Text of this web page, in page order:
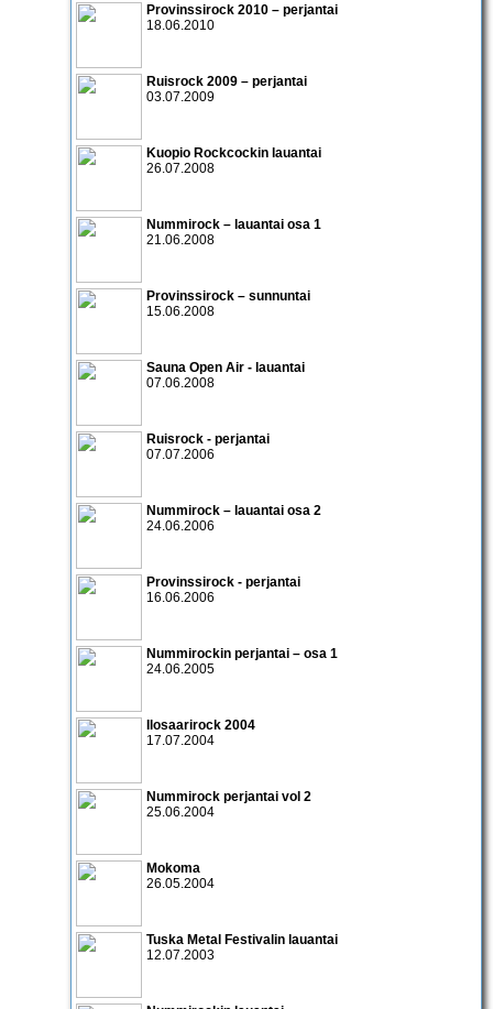
Provinssirock 2010 – perjantai
18.06.2010
Ruisrock 2009 – perjantai
03.07.2009
Kuopio Rockcockin lauantai
26.07.2008
Nummirock – lauantai osa 1
21.06.2008
Provinssirock – sunnuntai
15.06.2008
Sauna Open Air - lauantai
07.06.2008
Ruisrock - perjantai
07.07.2006
Nummirock – lauantai osa 2
24.06.2006
Provinssirock - perjantai
16.06.2006
Nummirockin perjantai – osa 1
24.06.2005
Ilosaarirock 2004
17.07.2004
Nummirock perjantai vol 2
25.06.2004
Mokoma
26.05.2004
Tuska Metal Festivalin lauantai
12.07.2003